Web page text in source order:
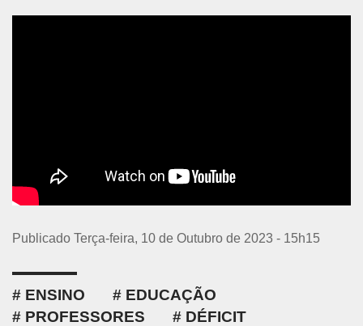
Publicado Terça-feira, 10 de Outubro de 2023 - 15h15
ENSINO
EDUCAÇÃO
PROFESSORES
DÉFICIT